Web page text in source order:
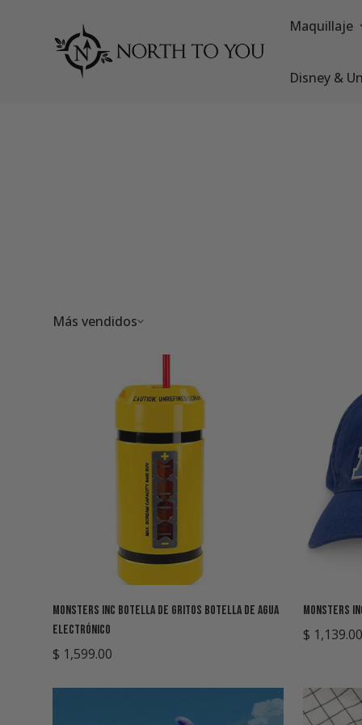
Maquillaje
Disney &
Más vendidos
Agregar rápido
Monsters Inc Botella de Gritos Botella de Agua
Electrónico
Precio
$ 1,599.00
Monsters
Precio
$ 1,139.00
Precio